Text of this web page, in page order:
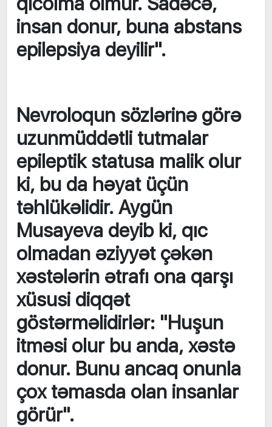
insan donur, buna abstans
epilepsiya deyilir".
Nevroloqun sözlərinə görə
uzunmüddətli tutmalar
epileptik statusa malik olur
ki, bu da həyat üçün
təhlükəlidir. Aygün
Musayeva deyib ki, qıc
olmadan əziyyət çəkən
xəstələrin ətrafı ona qarşı
xüsusi diqqət
göstərməlidirlər: "Huşun
itməsi olur bu anda, xəstə
donur. Bunu ancaq onunla
çox təmasda olan insanlar
görür".